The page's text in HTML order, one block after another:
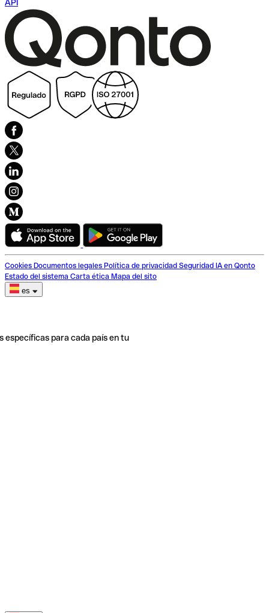
API
Cookies Documentos legales Política de privacidad Seguridad IA en Qonto
Estado del sistema Carta ética Mapa del sito
es
específicas para cada país en tu